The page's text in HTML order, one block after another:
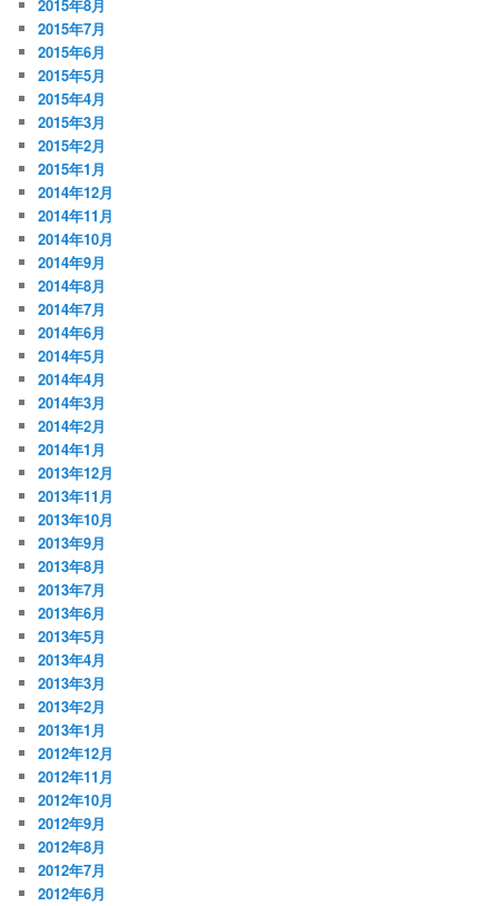
2015年8月
2015年7月
2015年6月
2015年5月
2015年4月
2015年3月
2015年2月
2015年1月
2014年12月
2014年11月
2014年10月
2014年9月
2014年8月
2014年7月
2014年6月
2014年5月
2014年4月
2014年3月
2014年2月
2014年1月
2013年12月
2013年11月
2013年10月
2013年9月
2013年8月
2013年7月
2013年6月
2013年5月
2013年4月
2013年3月
2013年2月
2013年1月
2012年12月
2012年11月
2012年10月
2012年9月
2012年8月
2012年7月
2012年6月